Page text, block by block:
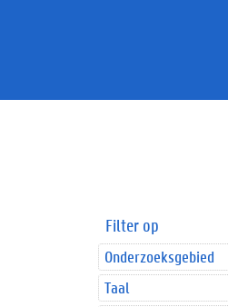
Filter op
Onderzoeksgebied
Taal